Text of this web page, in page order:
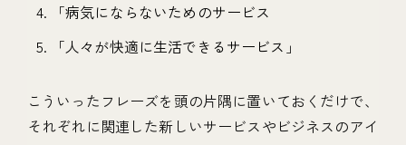
「病気にならないためのサービス
「人々が快適に生活できるサービス」
こういったフレーズを頭の片隅に置いておくだけで、
それぞれに関連した新しいサービスやビジネスのアイ